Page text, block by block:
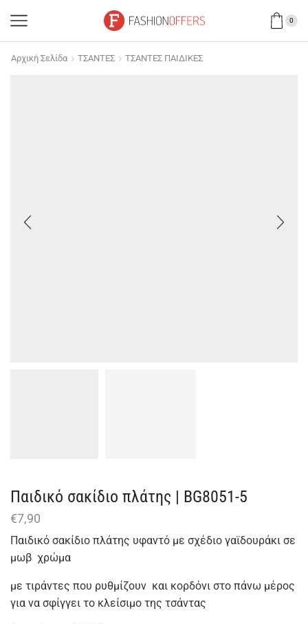
0
Αρχική Σελίδα ΤΣΑΝΤΕΣ ΤΣΑΝΤΕΣ ΠΑΙΔΙΚΕΣ
Παιδικό σακίδιο πλάτης | BG8051-5
€7,90
Παιδικό σακίδιο πλάτης υφαντό με σχέδιο γαϊδουράκι σε
μωβ χρώμα
με τιράντες που ρυθμίζουν και κορδόνι στο πάνω μέρος
για να σφίγγει το κλείσιμο της τσάντας